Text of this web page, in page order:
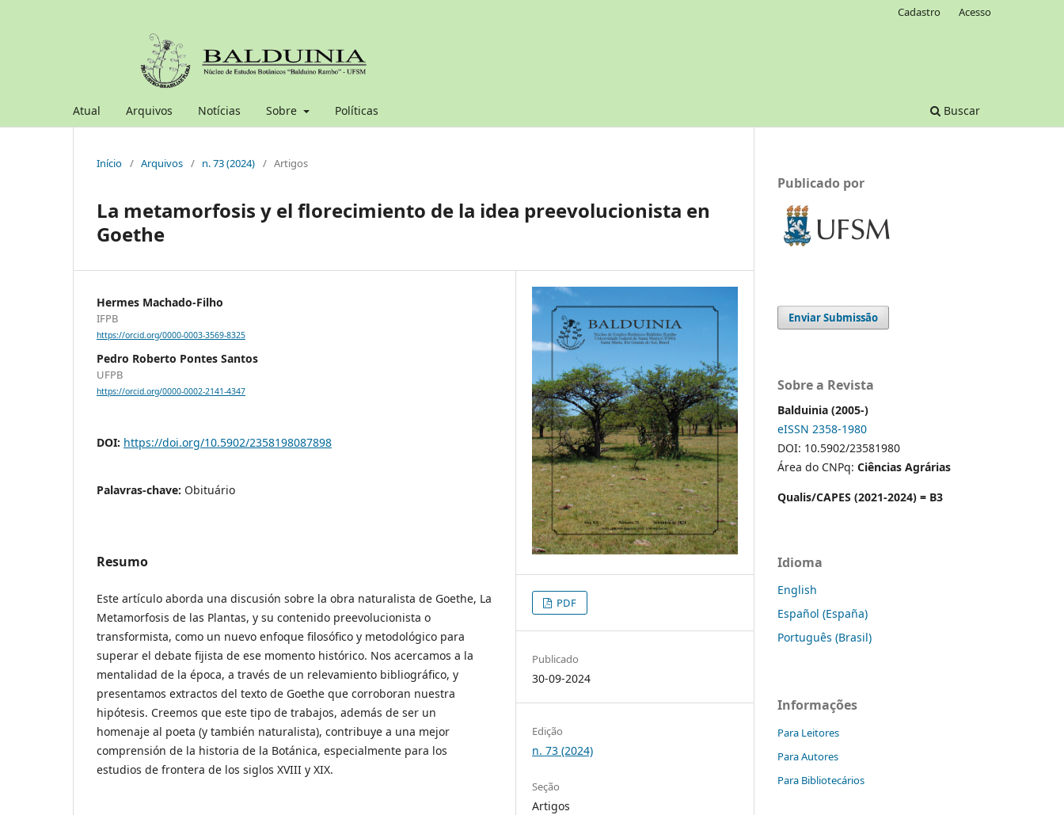
Atual Arquivos Notícias Sobre Políticas Buscar
Cadastro Acesso
Início / Arquivos / n. 73 (2024) / Artigos
La metamorfosis y el florecimiento de la idea preevolucionista en
Goethe
Hermes Machado-Filho
IFPB
https://orcid.org/0000-0003-3569-8325
Pedro Roberto Pontes Santos
UFPB
https://orcid.org/0000-0002-2141-4347
DOI: https://doi.org/10.5902/2358198087898
Palavras-chave: Obituário
Resumo
Este artículo aborda una discusión sobre la obra naturalista de Goethe, La
Metamorfosis de las Plantas, y su contenido preevolucionista o
transformista, como un nuevo enfoque filosófico y metodológico para
superar el debate fijista de ese momento histórico. Nos acercamos a la
mentalidad de la época, a través de un relevamiento bibliográfico, y
presentamos extractos del texto de Goethe que corroboran nuestra
hipótesis. Creemos que este tipo de trabajos, además de ser un
homenaje al poeta (y también naturalista), contribuye a una mejor
comprensión de la historia de la Botánica, especialmente para los
estudios de frontera de los siglos XVIII y XIX.
PDF
Publicado
30-09-2024
Edição
n. 73 (2024)
Seção
Artigos
Publicado por
Enviar Submissão
Sobre a Revista
Balduinia (2005-)
eISSN 2358-1980
DOI: 10.5902/23581980
Área do CNPq: Ciências Agrárias
Qualis/CAPES (2021-2024) = B3
Idioma
English
Español (España)
Português (Brasil)
Informações
Para Leitores
Para Autores
Para Bibliotecários